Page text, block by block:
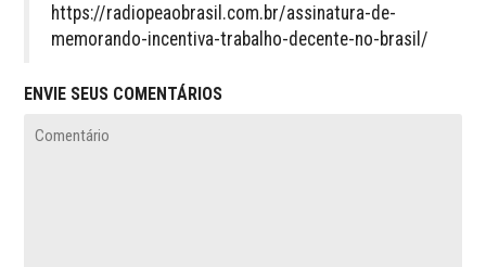
https://radiopeaobrasil.com.br/assinatura-de-
memorando-incentiva-trabalho-decente-no-brasil/
ENVIE SEUS COMENTÁRIOS